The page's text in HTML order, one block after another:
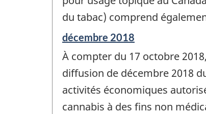
changement
-
du tabac) comprend
Période
de
référence
de
-
décembre 2018
À compter du 17 octobre
diffusion de décembre 2018
activités économiques
cannabis à des fins non